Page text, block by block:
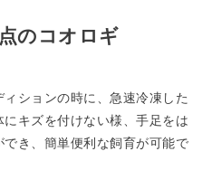
のコオロギ
ションの時に、急速冷凍した
キズを付けない様、手足をは
き、簡単便利な飼育が可能で